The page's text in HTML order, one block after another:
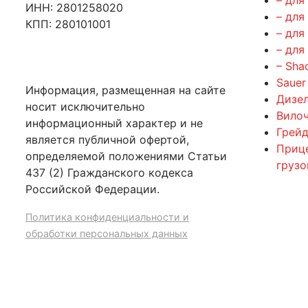
ИНН: 2801258020
КПП: 280101001
Информация, размещенная на сайте
носит исключительно
информационный характер и не
является публичной офертой,
определяемой положениями Статьи
437 (2) Гражданского кодекса
Российской Федерации.
Политика конфиденциальности и
обработки персональных данных
–
– для
–
–